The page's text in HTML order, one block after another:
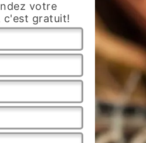
votre
c'est gratuit!